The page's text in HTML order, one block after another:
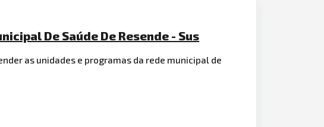
De Saúde De Resende - Sus
as unidades e programas da rede municipal de